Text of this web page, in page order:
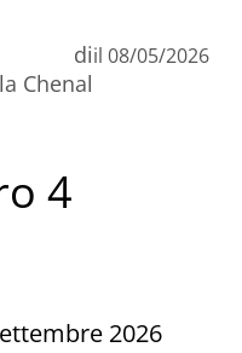
di
Chenal
il 08/05/2026
4
2026